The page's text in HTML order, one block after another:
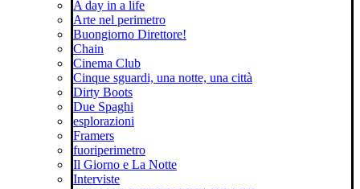
A day in a life
Arte nel perimetro
Buongiorno Direttore!
Chain
Cinema Club
Cinque sguardi, una notte, una città
Dirty Boots
Due Spaghi
esplorazioni
Framers
fuoriperimetro
Il Giorno e La Notte
Interviste